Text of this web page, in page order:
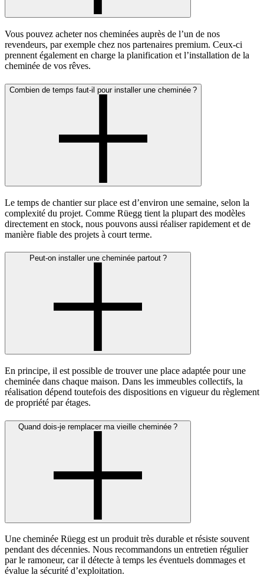
Vous pouvez acheter nos cheminées auprès de l’un de nos
revendeurs, par exemple chez nos partenaires premium. Ceux-ci
prennent également en charge la planification et l’installation de la
cheminée de vos rêves.
Combien de temps faut-il pour installer une cheminée ?
Le temps de chantier sur place est d’environ une semaine, selon la
complexité du projet. Comme Rüegg tient la plupart des modèles
directement en stock, nous pouvons aussi réaliser rapidement et de
manière fiable des projets à court terme.
Peut-on installer une cheminée partout ?
En principe, il est possible de trouver une place adaptée pour une
cheminée dans chaque maison. Dans les immeubles collectifs, la
réalisation dépend toutefois des dispositions en vigueur du règlement
de propriété par étages.
Quand dois-je remplacer ma vieille cheminée ?
Une cheminée Rüegg est un produit très durable et résiste souvent
pendant des décennies. Nous recommandons un entretien régulier
par le ramoneur, car il détecte à temps les éventuels dommages et
évalue la sécurité d’exploitation.